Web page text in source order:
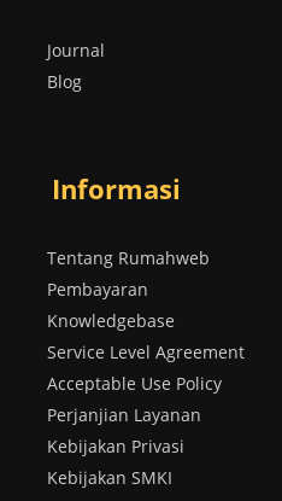
Journal
Blog
Informasi
Tentang Rumahweb
Pembayaran
Knowledgebase
Service Level Agreement
Acceptable Use Policy
Perjanjian Layanan
Kebijakan Privasi
Kebijakan SMKI